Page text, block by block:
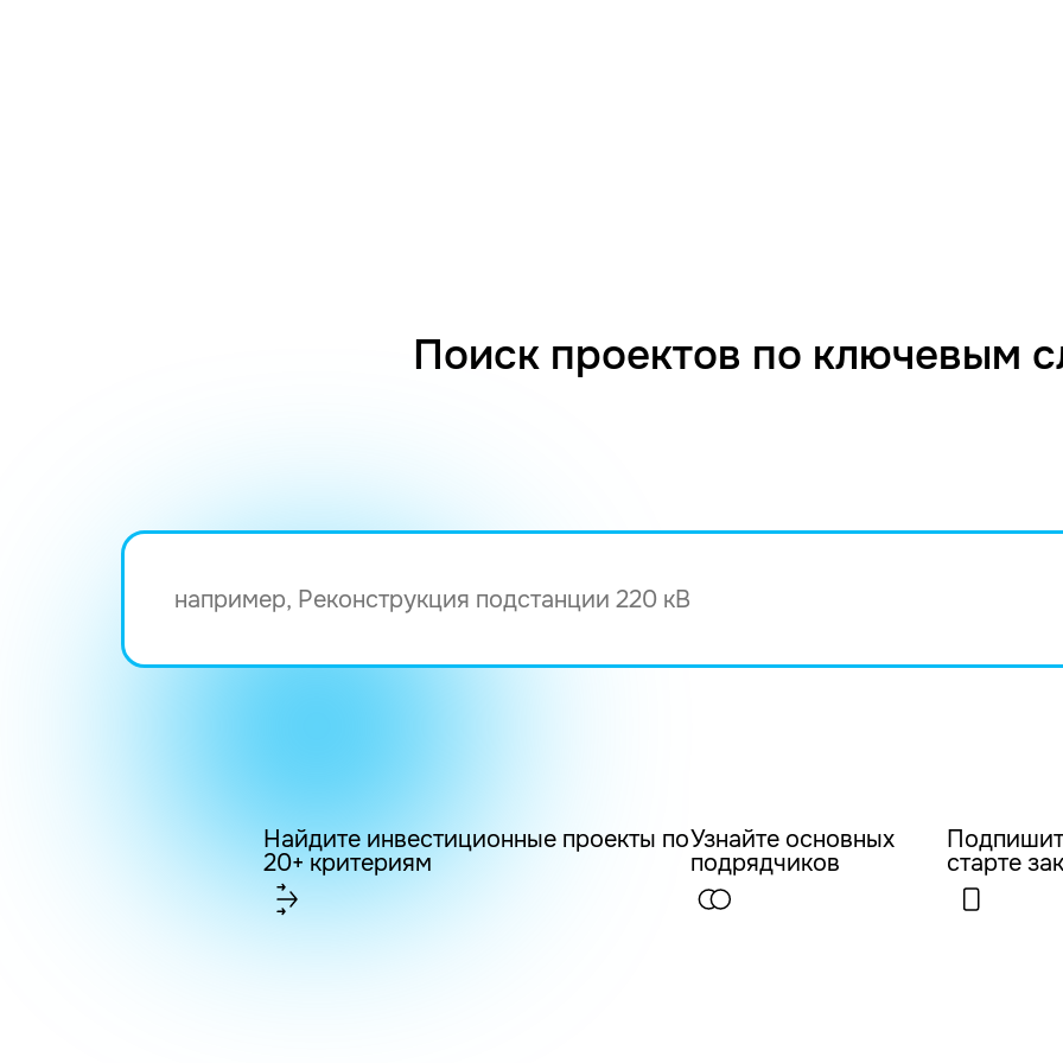
Поиск проектов по ключевым
Найдите инвестиционные проекты по
20+ критериям
Узнайте основных
подрядчиков
старте